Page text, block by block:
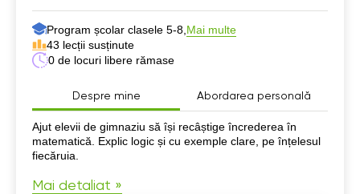
Program școlar clasele 5-8, Mai multe
43 lecții susținute
0 de locuri libere rămase
Despre mine Abordarea personală
Despre mine
Ajut elevii de gimnaziu să își recâștige încrederea în
matematică. Explic logic și cu exemple clare, pe înțelesul
fiecăruia.
Mai detaliat »